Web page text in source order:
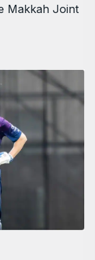
Makkah Joint